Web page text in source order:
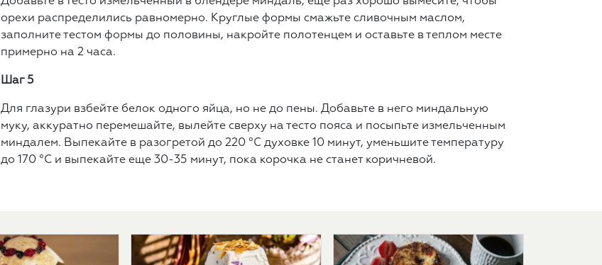
орехи распределились равномерно. Круглые формы смажьте сливочным маслом,
заполните тестом формы до половины, накройте полотенцем и оставьте в теплом месте
примерно на 2 часа.
Шаг 5
Для глазури взбейте белок одного яйца, но не до пены. Добавьте в него миндальную
муку, аккуратно перемешайте, вылейте сверху на тесто пояса и посыпьте измельченным
миндалем. Выпекайте в разогретой до 220 °С духовке 10 минут, уменьшите температуру
до 170 °С и выпекайте еще 30-35 минут, пока корочка не станет коричневой.